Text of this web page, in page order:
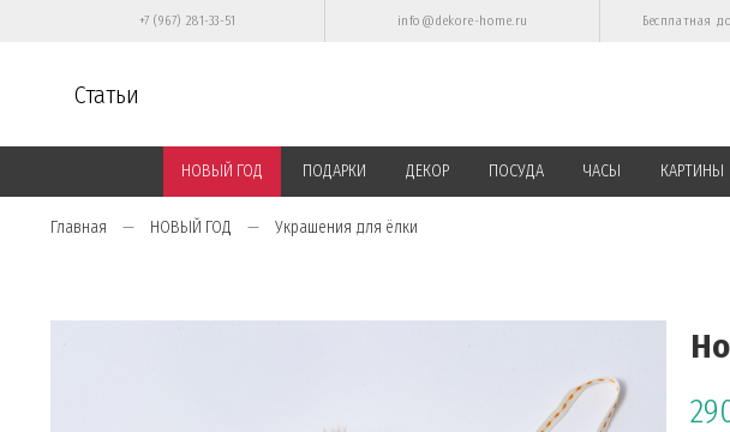
+7 (967) 281-33-51 info@dekore-home.ru Бесплатная
Статьи
НОВЫЙ ГОД ПОДАРКИ ДЕКОР ПОСУДА ЧАСЫ КАРТИНЫ
Главная НОВЫЙ ГОД Украшения для ёлки